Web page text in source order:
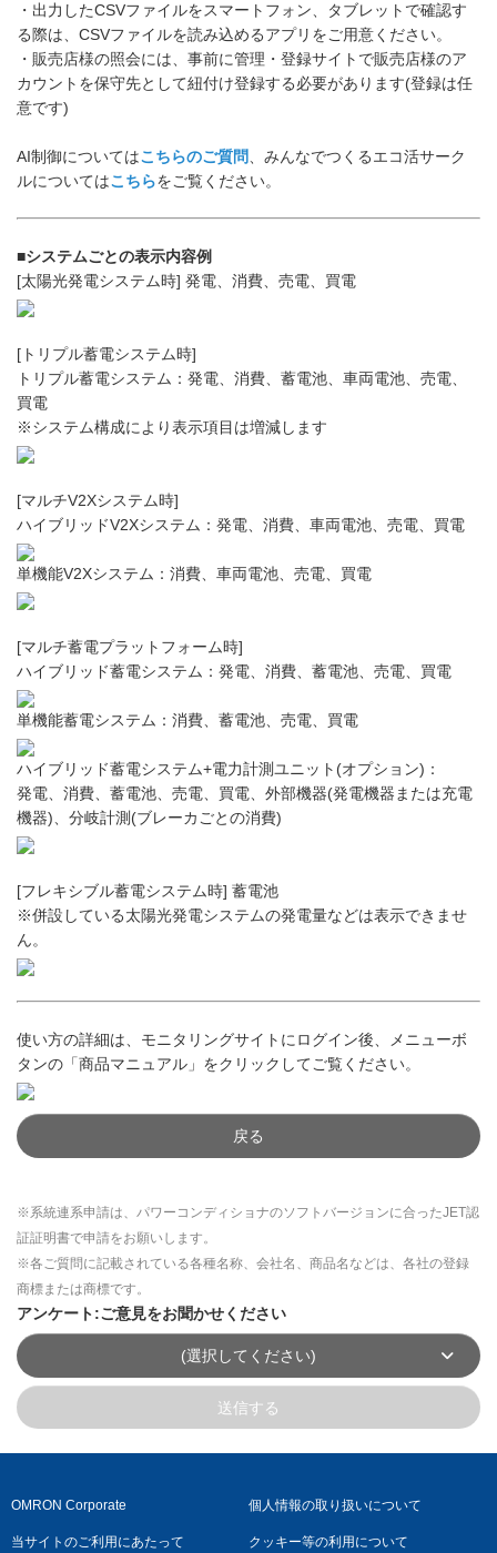
・出力したCSVファイルをスマートフォン、タブレットで確認す
る際は、CSVファイルを読み込めるアプリをご用意ください。
・販売店様の照会には、事前に管理・登録サイトで販売店様のア
カウントを保守先として紐付け登録する必要があります(登録は任
意です)
AI制御についてはこちらのご質問
、みんなでつくるエコ活サーク
ルについてはこちらをご覧ください。
■システムごとの表示内容例
[太陽光発電システム時] 発電、消費、売電、買電
[トリプル蓄電システム時]
トリプル蓄電システム：発電、消費、蓄電池、車両電池、売電、
買電
※システム構成により表示項目は増減します
[マルチV2Xシステム時]
ハイブリッドV2Xシステム：発電、消費、車両電池、売電、買電
単機能V2Xシステム：消費、車両電池、売電、買電
[マルチ蓄電プラットフォーム時]
ハイブリッド蓄電システム：発電、消費、蓄電池、売電、買電
単機能蓄電システム：消費、蓄電池、売電、買電
ハイブリッド蓄電システム+電力計測ユニット(オプション)：
発電、消費、蓄電池、売電、買電、外部機器(発電機器または充電
機器)、分岐計測(ブレーカごとの消費)
[フレキシブル蓄電システム時] 蓄電池
※併設している太陽光発電システムの発電量などは表示できませ
ん。
使い方の詳細は、モニタリングサイトにログイン後、メニューボ
タンの「商品マニュアル」をクリックしてご覧ください。
戻る
※系統連系申請は、パワーコンディショナのソフトバージョンに合ったJET認
証証明書で申請をお願いします。
※各ご質問に記載されている各種名称、会社名、商品名などは、各社の登録
商標または商標です。
アンケート:ご意見をお聞かせください
(選択してください)
送信する
OMRON Corporate 個人情報の取り扱いについて
当サイトのご利用にあたって クッキー等の利用について